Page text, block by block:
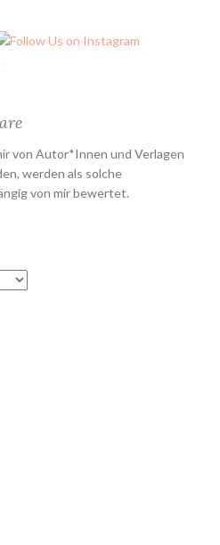
von Autor*Innen und Verlagen
werden als solche
von mir bewertet.